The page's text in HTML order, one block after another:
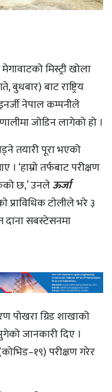
मिस्ट्री खोला
बाट राष्ट्रिय
नेपाल कम्पनीले
जोडिन लागेको हो ।
तयारी पूरा भएको
‘हाम्रो तर्फबाट परीक्षण
छ,’ उनलेऊर्जा
प्राविधिक टाेलीले भरे ३
दाना सबस्टेसनमा
पोखरा ग्रिड शाखाको
जानकारी दिए ।
परीक्षण गरेर